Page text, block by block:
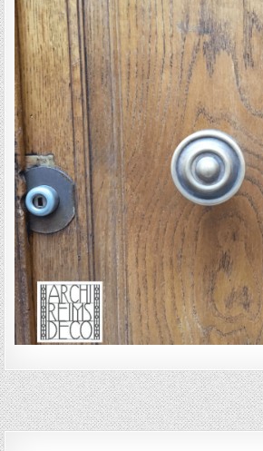
Navigation de l’article